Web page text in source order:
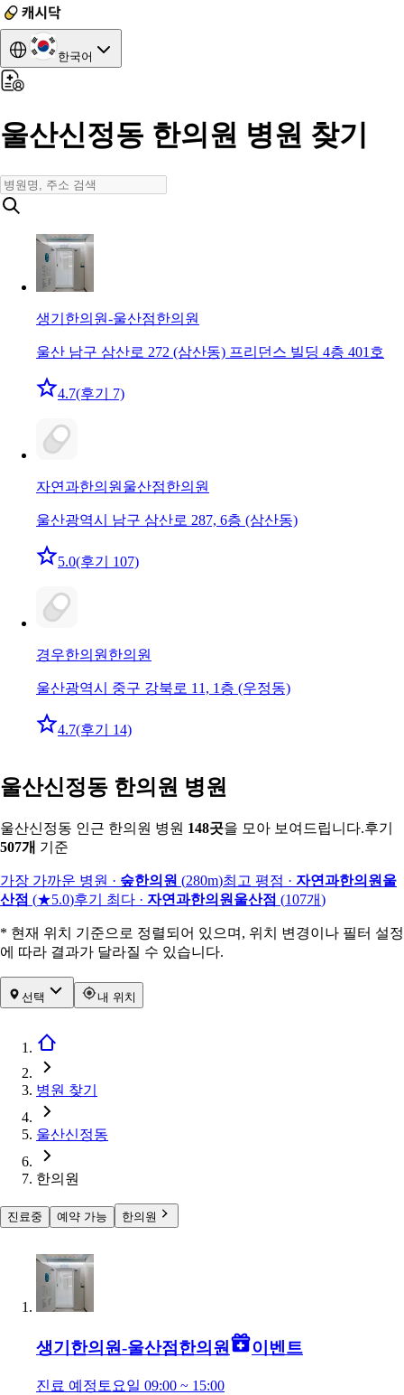
한국어
울산신정동 한의원 병원 찾기
생기한의원-울산점한의원
울산 남구 삼산로 272 (삼산동) 프리던스 빌딩 4층 401호
4.7(후기 7)
자연과한의원울산점한의원
울산광역시 남구 삼산로 287, 6층 (삼산동)
5.0(후기 107)
경우한의원 한의원
울산광역시 중구 강북로 11, 1층 (우정동)
4.7(후기 14)
울산신정동 한의원 병원
울산신정동 인근 한의원 병원 148곳을 모아 보여드립니다.후기
507개 기준
가장 가까운 병원 · 숲한의원 (280m)최고 평점 · 자연과한의원울
산점 (★5.0)후기 최다 · 자연과한의원울산점 (107개)
* 현재 위치 기준으로 정렬되어 있으며, 위치 변경이나 필터 설정
에 따라 결과가 달라질 수 있습니다.
선택 내 위치
병원 찾기
울산신정동
한의원
진료중 예약 가능 한의원
생기한의원-울산점한의원 이벤트
진료 예정 토요일 09:00 ~ 15:00